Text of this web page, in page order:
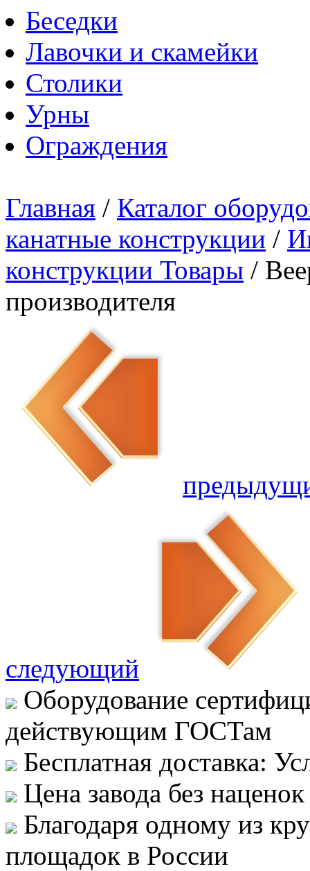
Беседки
Лавочки и скамейки
Столики
Урны
Ограждения
Главная / Каталог
канатные конструкции /
конструкции Товары /
производителя
следующий
Оборудование
действующим ГОСТам
Бесплатная доставка:
Цена завода без
Благодаря одному из
площадок в России